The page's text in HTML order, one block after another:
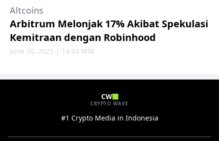
Altcoins
Arbitrum Melonjak 17% Akibat Spekulasi
Kemitraan dengan Robinhood
June 30, 2025 | 14:04 WIB
CW
CRYPTO WAVE
#1 Crypto Media in Indonesia